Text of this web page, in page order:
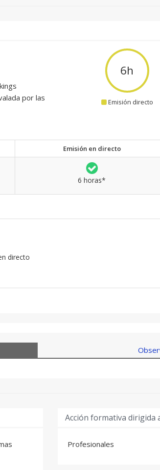
por las
6h
Emisión directo
Emisión en directo
6 horas*
directo
Acción formativa dirigida
Profesionales